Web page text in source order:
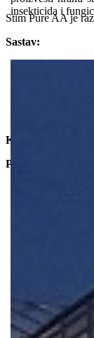
insekticida i
Stim Pure AA je
Sastav:
Koncentracija
Pakovanje 1l i 20l